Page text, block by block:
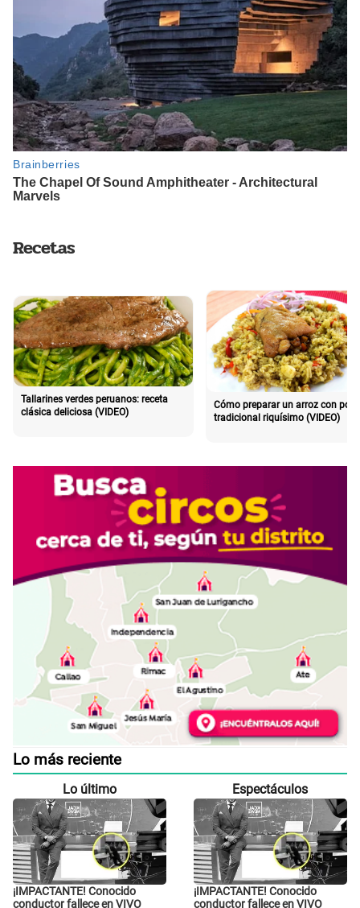
Recetas
Tallarines verdes peruanos: receta
clásica deliciosa (VIDEO)
Cómo preparar un arroz con pollo
tradicional riquísimo (VIDEO)
Lo más reciente
Lo último
¡IMPACTANTE! Conocido
conductor fallece en VIVO
Espectáculos
¡IMPACTANTE! Conocido
conductor fallece en VIVO